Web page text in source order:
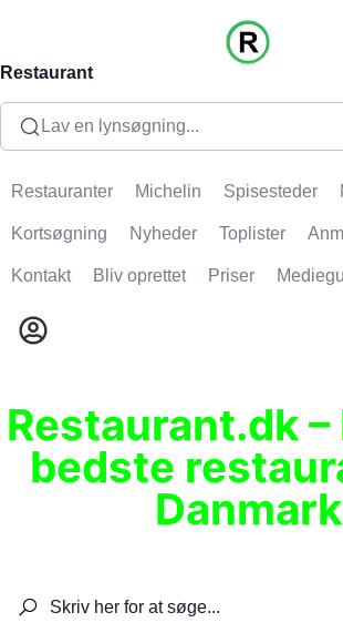
Restaurant
Lav en lynsøgning...
Restauranter Michelin Spisesteder
Kortsøgning Nyheder Toplister
Kontakt Bliv oprettet Priser
Restaurant.dk –
bedste
Danmark